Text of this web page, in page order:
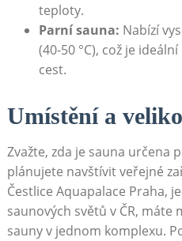
teploty.
Parní⁣ sauna: Nabízí
(40-50⁢ °C), ​což je
cest.
Umístění a
Zvažte, zda je sauna určena
plánujete navštívit ​veřejné
Čestlice​ Aquapalace Praha,
saunových světů v ČR, ⁤máte
sauny v jednom komplexu.